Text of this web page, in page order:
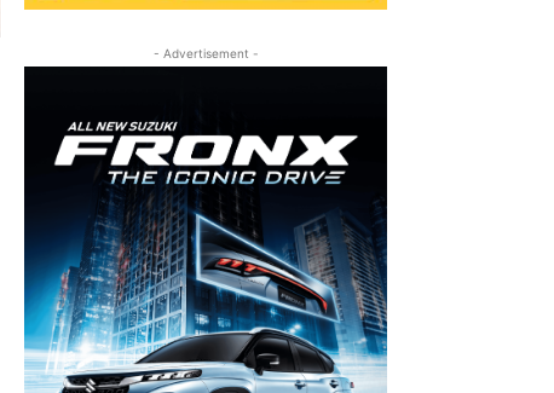
- Advertisement -